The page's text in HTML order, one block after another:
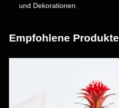
und Dekorationen.
Empfohlene Produkte